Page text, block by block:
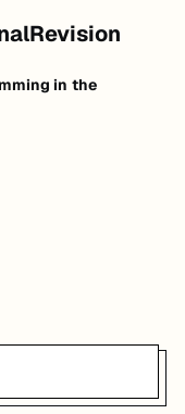
in the Large/
in the